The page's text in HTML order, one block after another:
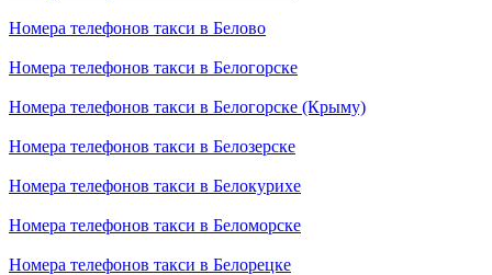
Номера телефонов такси в Белово
Номера телефонов такси в Белогорске
Номера телефонов такси в Белогорске (Крыму)
Номера телефонов такси в Белозерске
Номера телефонов такси в Белокурихе
Номера телефонов такси в Беломорске
Номера телефонов такси в Белорецке